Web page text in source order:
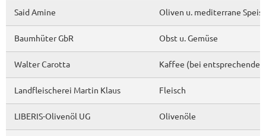
Said Amine Oliven u. mediterrane
Baumhüter GbR Obst u. Gemüse
Walter Carotta Kaffee (bei
Landfleischerei Martin Klaus Fleisch
LIBERIS-Olivenöl UG Olivenöle